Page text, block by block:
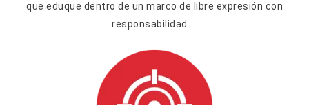
que eduque dentro de un marco de libre expresión con
responsabilidad ...